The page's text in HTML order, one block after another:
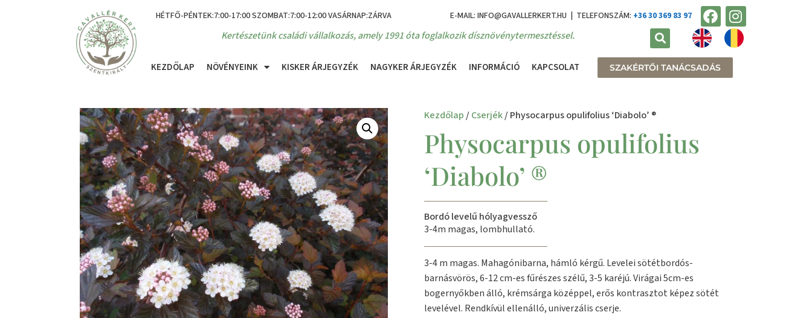
HÉTFŐ-PÉNTEK:7:00-17:00 SZOMBAT:7:00-12:00 VASÁRNAP:ZÁRVA E-MAIL: INFO@GAVALLERKERT.HU | TELEFONSZÁM: +36 30 369 83 97
Kertészetünk családi vállalkozás, amely 1991 óta foglalkozik dísznövénytermesztéssel.
KEZDŐLAP NÖVÉNYEINK KISKER ÁRJEGYZÉK NAGYKER ÁRJEGYZÉK INFORMÁCIÓ KAPCSOLAT SZAKÉRTŐI TANÁCSADÁS
Kezdőlap /Cserjék/ Physocarpus opulifolius ‘Diabolo’ ®
Physocarpus opulifolius
‘Diabolo’ ®
Bordó levelű hólyagvessző
3-4m magas, lombhullató.
3-4 m magas. Mahagónibarna, hámló kérgű. Levelei sötétbordós-
barnásvörös, 6-12 cm-es fűrészes szélű, 3-5 karéjú. Virágai 5cm-es
bogernyőkben álló, krémsárga középpel, erős kontrasztot képez sötét
levelével. Rendkívül ellenálló, univerzális cserje.